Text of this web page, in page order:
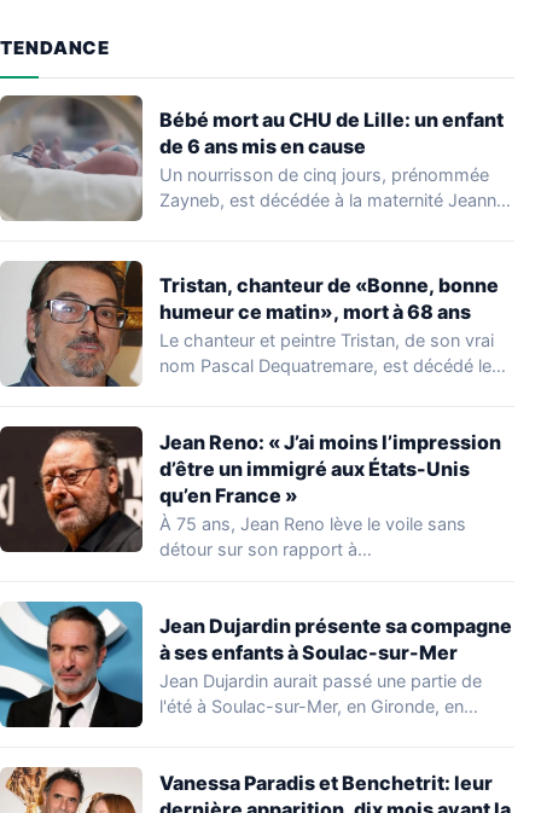
TENDANCE
Bébé mort au CHU de Lille: un enfant
de 6 ans mis en cause
Un nourrisson de cinq jours, prénommée
Zayneb, est décédée à la maternité Jeanne
Tristan, chanteur de «Bonne, bonne
humeur ce matin», mort à 68 ans
Le chanteur et peintre Tristan, de son vrai
nom Pascal Dequatremare, est décédé le…
Jean Reno: « J’ai moins l’impression
d’être un immigré aux États-Unis
qu’en France »
À 75 ans, Jean Reno lève le voile sans
détour sur son rapport à…
Jean Dujardin présente sa compagne
à ses enfants à Soulac-sur-Mer
Jean Dujardin aurait passé une partie de
l'été à Soulac-sur-Mer, en Gironde, en
Vanessa Paradis et Benchetrit: leur